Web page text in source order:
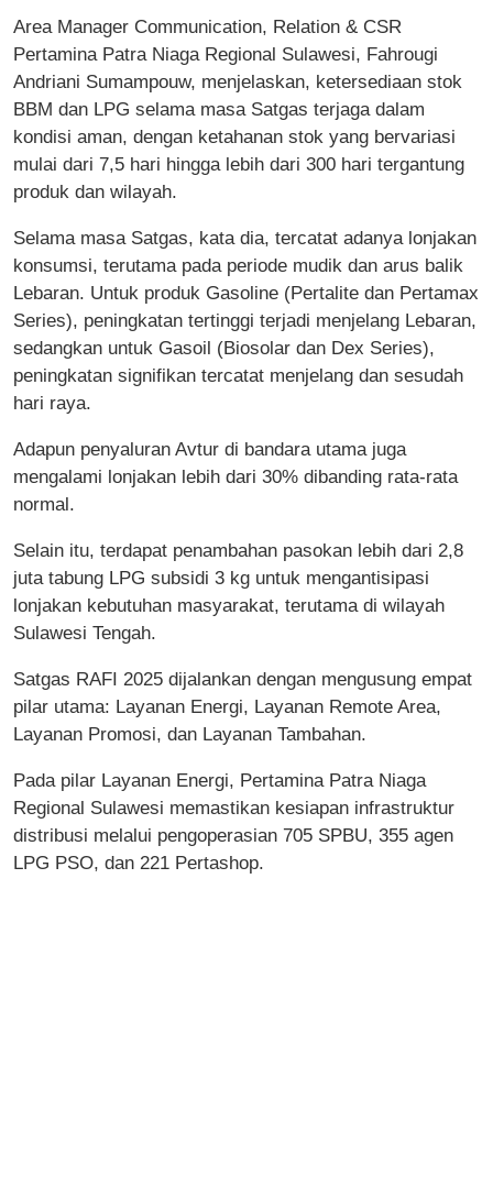
Area Manager Communication, Relation & CSR
Pertamina Patra Niaga Regional Sulawesi, Fahrougi
Andriani Sumampouw, menjelaskan, ketersediaan stok
BBM dan LPG selama masa Satgas terjaga dalam
kondisi aman, dengan ketahanan stok yang bervariasi
mulai dari 7,5 hari hingga lebih dari 300 hari tergantung
produk dan wilayah.
Selama masa Satgas, kata dia, tercatat adanya lonjakan
konsumsi, terutama pada periode mudik dan arus balik
Lebaran. Untuk produk Gasoline (Pertalite dan Pertamax
Series), peningkatan tertinggi terjadi menjelang Lebaran,
sedangkan untuk Gasoil (Biosolar dan Dex Series),
peningkatan signifikan tercatat menjelang dan sesudah
hari raya.
Adapun penyaluran Avtur di bandara utama juga
mengalami lonjakan lebih dari 30% dibanding rata-rata
normal.
Selain itu, terdapat penambahan pasokan lebih dari 2,8
juta tabung LPG subsidi 3 kg untuk mengantisipasi
lonjakan kebutuhan masyarakat, terutama di wilayah
Sulawesi Tengah.
Satgas RAFI 2025 dijalankan dengan mengusung empat
pilar utama: Layanan Energi, Layanan Remote Area,
Layanan Promosi, dan Layanan Tambahan.
Pada pilar Layanan Energi, Pertamina Patra Niaga
Regional Sulawesi memastikan kesiapan infrastruktur
distribusi melalui pengoperasian 705 SPBU, 355 agen
LPG PSO, dan 221 Pertashop.